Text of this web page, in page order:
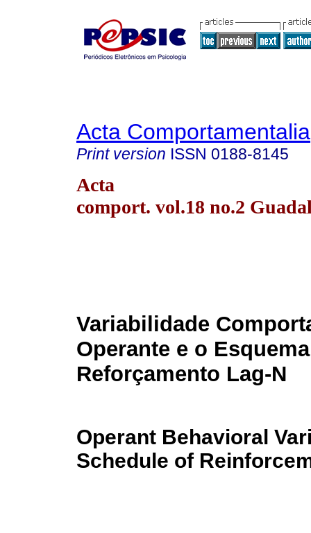
Acta Comportamentalia
Print version ISSN 0188-8145
Acta
comport. vol.18 no.2
Variabilidade
Operante e o
Reforçamento Lag-N
Operant Behavioral
Schedule of